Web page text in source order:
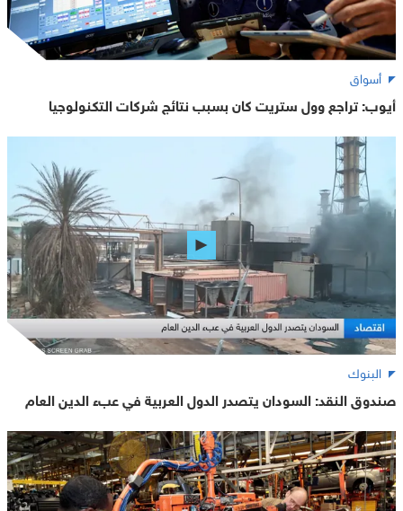
أسواق
أيوب: تراجع وول ستريت كان بسبب نتائج شركات التكنولوجيا
البنوك
صندوق النقد: السودان يتصدر الدول العربية في عبء الدين العام